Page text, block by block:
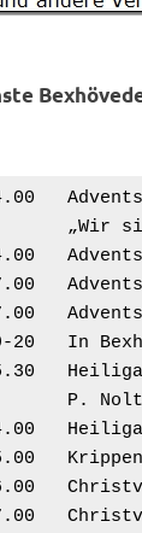
So.
Di.	03.12.
Di.	10.12.
Fr.	13.12.
Fr.
Di.
Di.
15.00
16.00
17.00